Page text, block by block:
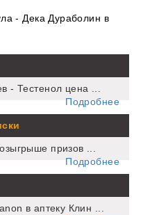
- Дека Дураболин в
- Тестенол цена ...
Подробнее
призов ...
Подробнее
в аптеку Клин ...